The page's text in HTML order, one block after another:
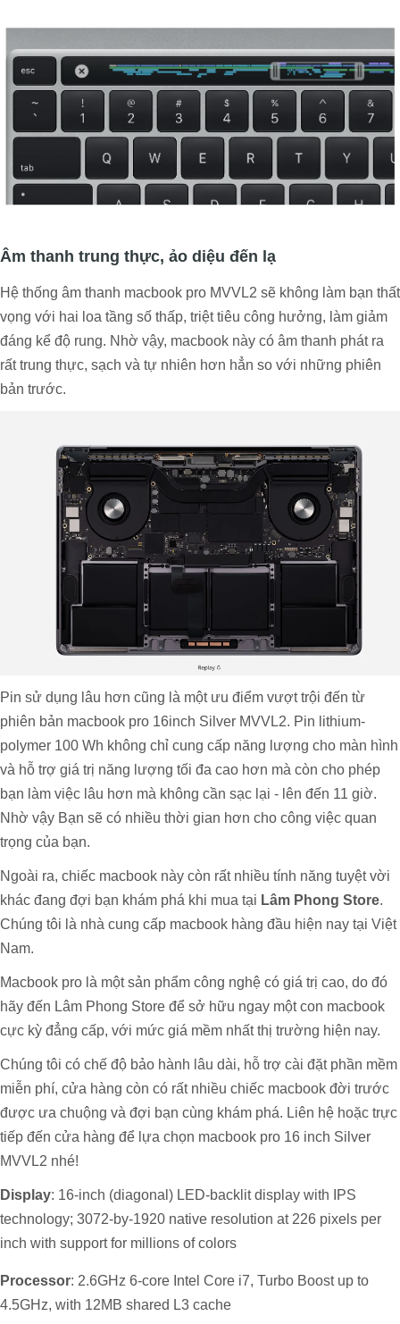
Âm thanh trung thực, ảo diệu đến lạ
Hệ thống âm thanh macbook pro MVVL2 sẽ không làm bạn thất
vọng với hai loa tầng số thấp, triệt tiêu công hưởng, làm giảm
đáng kể độ rung. Nhờ vậy, macbook này có âm thanh phát ra
rất trung thực, sạch và tự nhiên hơn hẳn so với những phiên
bản trước.
Pin sử dụng lâu hơn cũng là một ưu điểm vượt trội đến từ
phiên bản macbook pro 16inch Silver MVVL2. Pin lithium-
polymer 100 Wh không chỉ cung cấp năng lượng cho màn hình
và hỗ trợ giá trị năng lượng tối đa cao hơn mà còn cho phép
bạn làm việc lâu hơn mà không cần sạc lại - lên đến 11 giờ.
Nhờ vậy Bạn sẽ có nhiều thời gian hơn cho công việc quan
trọng của bạn.
Ngoài ra, chiếc macbook này còn rất nhiều tính năng tuyệt vời
khác đang đợi bạn khám phá khi mua tại Lâm Phong Store.
Chúng tôi là nhà cung cấp macbook hàng đầu hiện nay tại Việt
Nam.
Macbook pro là một sản phẩm công nghệ có giá trị cao, do đó
hãy đến Lâm Phong Store để sở hữu ngay một con macbook
cực kỳ đẳng cấp, với mức giá mềm nhất thị trường hiện nay.
Chúng tôi có chế độ bảo hành lâu dài, hỗ trợ cài đặt phần mềm
miễn phí, cửa hàng còn có rất nhiều chiếc macbook đời trước
được ưa chuộng và đợi bạn cùng khám phá. Liên hệ hoặc trực
tiếp đến cửa hàng để lựa chọn macbook pro 16 inch Silver
MVVL2 nhé!
Display: 16‑inch (diagonal) LED‑backlit display with IPS
technology; 3072‑by‑1920 native resolution at 226 pixels per
inch with support for millions of colors
Processor: 2.6GHz 6‑core Intel Core i7, Turbo Boost up to
4.5GHz, with 12MB shared L3 cache